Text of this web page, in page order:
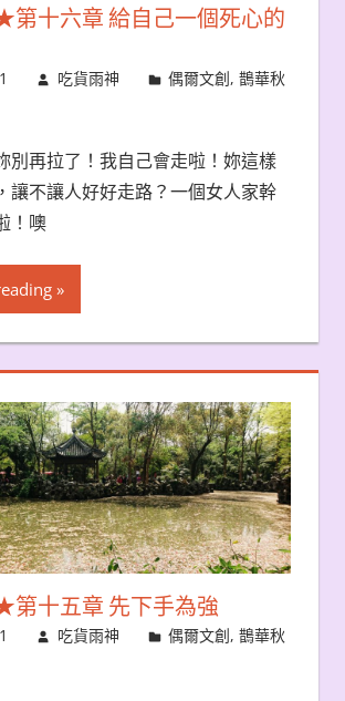
十六章 給自己一個死心的
吃貨雨神 偶爾文創,鵲華秋
別再拉了！我自己會走啦！妳這樣
讓不讓人好好走路？一個女人家幹
！噢
十五章 先下手為強
吃貨雨神 偶爾文創,鵲華秋